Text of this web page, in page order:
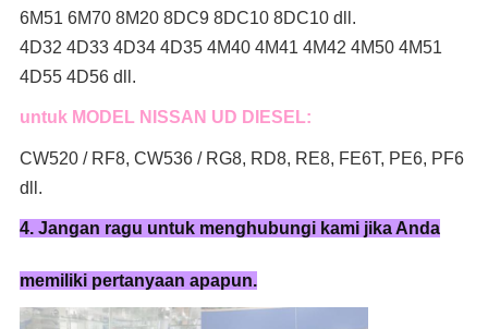
6M51 6M70 8M20 8DC9 8DC10 8DC10 dll.
4D32 4D33 4D34 4D35 4M40 4M41 4M42 4M50 4M51
4D55 4D56 dll.
untuk MODEL NISSAN UD DIESEL:
CW520 / RF8, CW536 / RG8, RD8, RE8, FE6T, PE6, PF6
dll.
4. Jangan ragu untuk menghubungi kami jika Anda
memiliki pertanyaan apapun.